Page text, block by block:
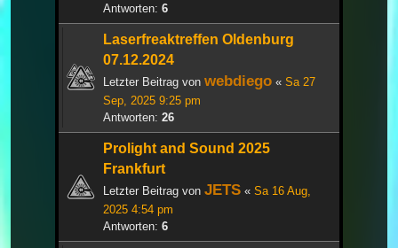
Antworten: 6
Laserfreaktreffen Oldenburg
07.12.2024
Letzter Beitrag von webdiego « Sa 27
Sep, 2025 9:25 pm
Antworten: 26
Prolight and Sound 2025
Frankfurt
Letzter Beitrag von JETS « Sa 16 Aug,
2025 4:54 pm
Antworten: 6